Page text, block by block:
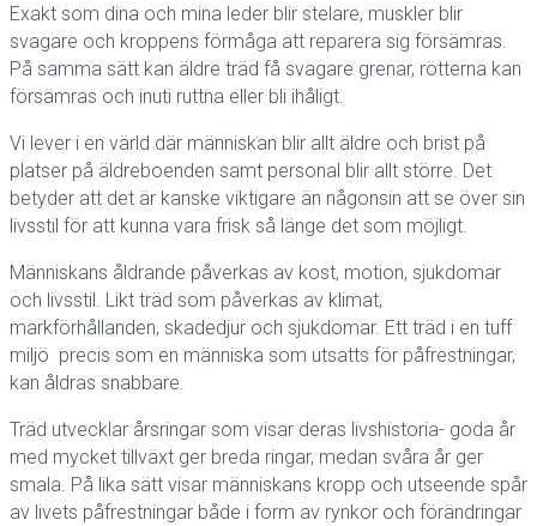
Exakt som dina och mina leder blir stelare, muskler blir
svagare och kroppens förmåga att reparera sig försämras.
På samma sätt kan äldre träd få svagare grenar, rötterna kan
försämras och inuti ruttna eller bli ihåligt.
Vi lever i en värld där människan blir allt äldre och brist på
platser på äldreboenden samt personal blir allt större. Det
betyder att det är kanske viktigare än någonsin att se över sin
livsstil för att kunna vara frisk så länge det som möjligt.
Människans åldrande påverkas av kost, motion, sjukdomar
och livsstil. Likt träd som påverkas av klimat,
markförhållanden, skadedjur och sjukdomar. Ett träd i en tuff
miljö precis som en människa som utsatts för påfrestningar,
kan åldras snabbare.
Träd utvecklar årsringar som visar deras livshistoria- goda år
med mycket tillväxt ger breda ringar, medan svåra år ger
smala. På lika sätt visar människans kropp och utseende spår
av livets påfrestningar både i form av rynkor och förändringar